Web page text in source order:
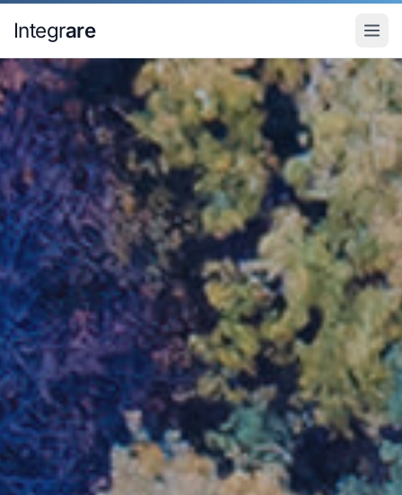
Pular para o conteudo principal
Integrare